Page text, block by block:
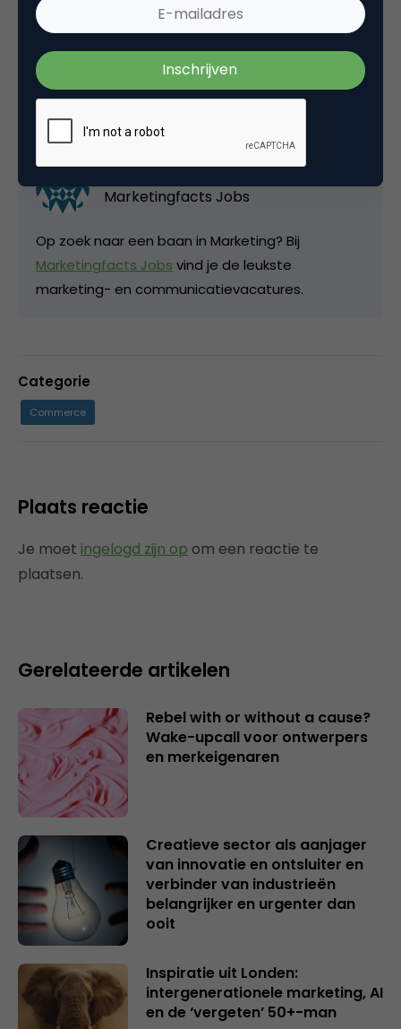
Kopieer link
Marketingfacts Jobs
Op zoek naar een baan in Marketing? Bij
Marketingfacts Jobs vind je de leukste
marketing- en communicatievacatures.
Categorie
Commerce
Plaats reactie
Je moet ingelogd zijn op om een reactie te
plaatsen.
Gerelateerde artikelen
Rebel with or without a cause?
Wake-upcall voor ontwerpers
en merkeigenaren
Creatieve sector als aanjager
van innovatie en ontsluiter en
verbinder van industrieën
belangrijker en urgenter dan
ooit
Inspiratie uit Londen:
intergenerationele marketing, AI
en de ‘vergeten’ 50+-man